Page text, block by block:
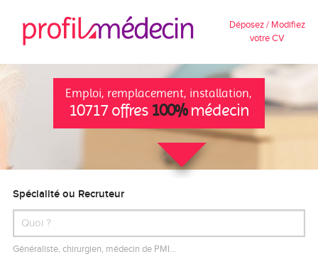
Déposez / Modifiez
votre CV
Emploi, remplacement, installation,
10717 offres 100%médecin
Spécialité ou Recruteur
Généraliste, chirurgien, médecin de PMI…